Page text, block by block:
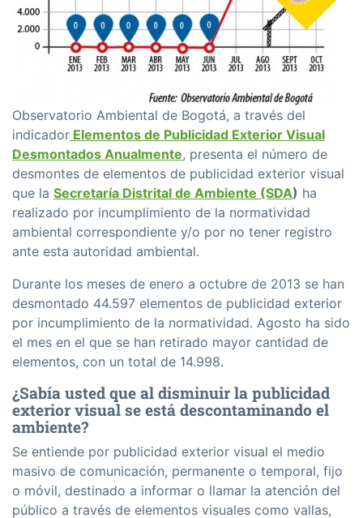
Observatorio Ambiental de Bogotá, a través del
indicador Elementos de Publicidad Exterior Visual
Desmontados Anualmente, presenta el número de
desmontes de elementos de publicidad exterior visual
que la Secretarí­a Distrital de Ambiente (SDA) ha
realizado por incumplimiento de la normatividad
ambiental correspondiente y/o por no tener registro
ante esta autoridad ambiental.
Durante los meses de enero a octubre de 2013 se han
desmontado 44.597 elementos de publicidad exterior
por incumplimiento de la normatividad. Agosto ha sido
el mes en el que se han retirado mayor cantidad de
elementos, con un total de 14.998.
¿Sabí­a usted que al disminuir la publicidad
exterior visual se está descontaminando el
ambiente?
Se entiende por publicidad exterior visual el medio
masivo de comunicación, permanente o temporal, fijo
o móvil, destinado a informar o llamar la atención del
público a través de elementos visuales como vallas,